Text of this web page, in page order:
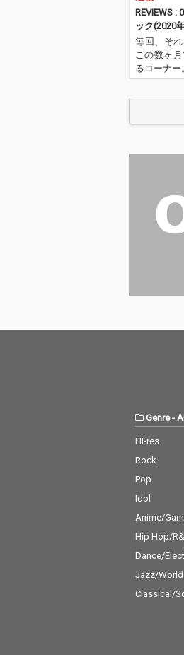
REVIEWS
ック(2020
毎回、そ
この数ヶ
るコーナ
truments
Genre-
Hi-res
Rock
Pop
Idol
Anime/
Hip Hop/
Dance/
Jazz/World
Classical/